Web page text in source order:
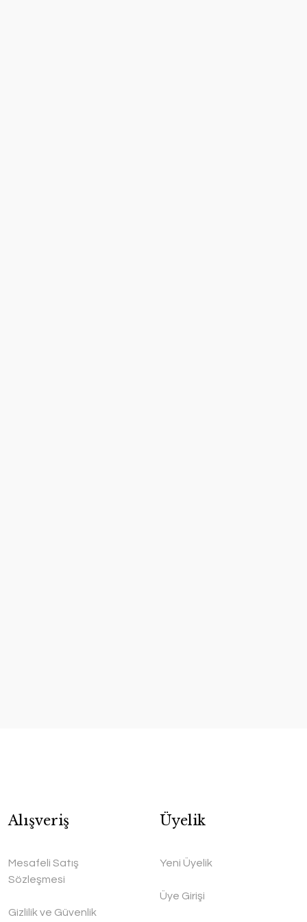
Alışveriş
Mesafeli Satış
Sözleşmesi
Gizlilik ve Güvenlik
Üyelik
Yeni Üyelik
Üye Girişi